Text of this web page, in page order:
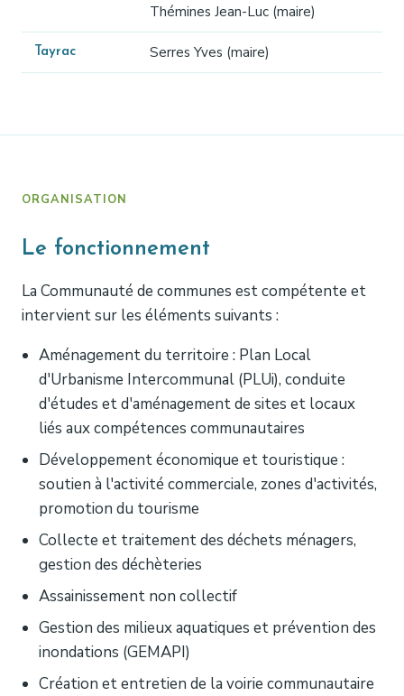
Thémines Jean-Luc (maire)
Tayrac Serres Yves (maire)
ORGANISATION
Le fonctionnement
La Communauté de communes est compétente et
intervient sur les éléments suivants :
Aménagement du territoire : Plan Local
d'Urbanisme Intercommunal (PLUi), conduite
d'études et d'aménagement de sites et locaux
liés aux compétences communautaires
Développement économique et touristique :
soutien à l'activité commerciale, zones d'activités,
promotion du tourisme
Collecte et traitement des déchets ménagers,
gestion des déchèteries
Assainissement non collectif
Gestion des milieux aquatiques et prévention des
inondations (GEMAPI)
Création et entretien de la voirie communautaire